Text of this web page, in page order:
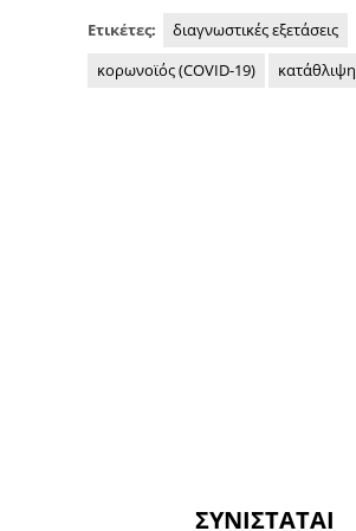
Ετικέτες:
διαγνωστικές εξετάσεις
κορωνοϊός (COVID-19)
κατάθλιψη
ΣΥΝΙΣΤΆΤΑΙ